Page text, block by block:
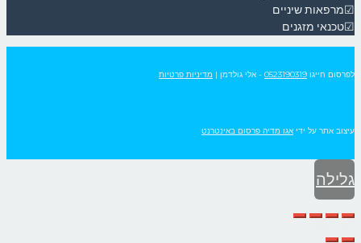
☑מרפאות שיניים
☑טכנאי מזגנים
לפרסום חייגו 0523190319 - אלי גולדמן | מדיניות פרטיות
עיצוב אתר על ידי אגו מדיה פרסום באינטרנט
גלילה
לראש